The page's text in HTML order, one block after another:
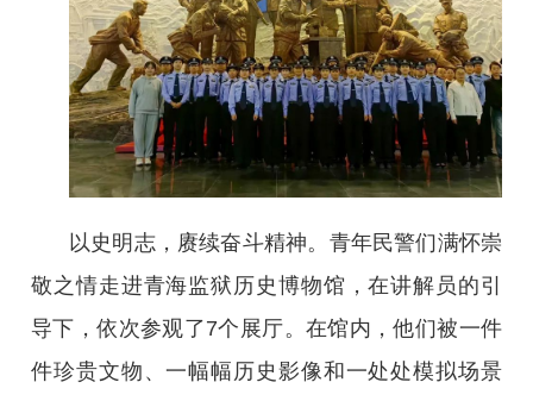
以史明志，赓续奋斗精神。青年民警们满怀崇
敬之情走进青海监狱历史博物馆，在讲解员的引
导下，依次参观了7个展厅。在馆内，他们被一件
件珍贵文物、一幅幅历史影像和一处处模拟场景